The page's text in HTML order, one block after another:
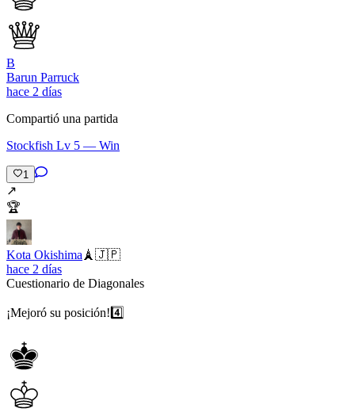
B
Barun Parruck
hace 2 días
Compartió una partida
Stockfish Lv 5 — Win
1
↗️
🏆
Kota Okishima 🗼 🇯🇵
hace 2 días
Cuestionario de Diagonales
¡Mejoró su posición! 4️⃣